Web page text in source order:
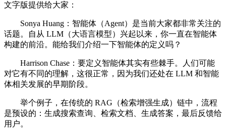
文字版提供给大家：
Sonya Huang：智能体（Agent）是当前大家都非常关注的
话题。自从 LLM（大语言模型）兴起以来，你一直在智能体
构建的前沿。能给我们介绍一下智能体的定义吗？
Harrison Chase：要定义智能体其实有些棘手。人们可能
对它有不同的理解，这很正常，因为我们还处在 LLM 和智能
体相关发展的早期阶段。
举个例子，在传统的 RAG（检索增强生成）链中，流程
是预设的：生成搜索查询、检索文档、生成答案，最后反馈给
用户。